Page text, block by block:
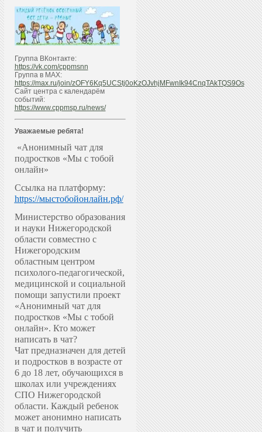
Группа ВКонтакте:
https://vk.com/cppmsnn
Группа в МАХ:
https://max.ru/join/zOFY6Kq5UCStj0oKzOJvhjMFwnIk94CnqTAkTQS9Os
Сайт центра с календарём
событий:
https://www.cppmsp.ru/news/
Уважаемые ребята!
«Анонимный чат для
подростков «Мы с тобой
онлайн»
Ссылка на платформу:
https://мыстобойонлайн.рф/
Министерство образования
и науки Нижегородской
области совместно с
Нижегородским
областным центром
психолого-педагогической,
медицинской и социальной
помощи запустили проект
«Анонимный чат для
подростков «Мы с тобой
онлайн». Кто может
написать в чат?
Чат предназначен для детей
и подростков в возрасте от
6 до 18 лет, обучающихся в
школах или учреждениях
СПО Нижегородской
области. Каждый ребенок
может анонимно написать
в чат и получить